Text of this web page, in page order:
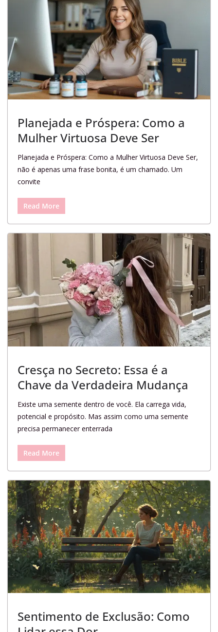
Planejada e Próspera: Como a
Mulher Virtuosa Deve Ser
Planejada e Próspera: Como a Mulher Virtuosa Deve Ser,
não é apenas uma frase bonita, é um chamado. Um
convite
Read More
Cresça no Secreto: Essa é a
Chave da Verdadeira Mudança
Existe uma semente dentro de você. Ela carrega vida,
potencial e propósito. Mas assim como uma semente
precisa permanecer enterrada
Read More
Sentimento de Exclusão: Como